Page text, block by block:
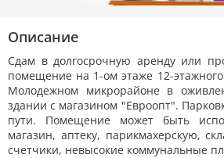
Описание
Сдам в долгосрочную аренду или
помещение на 1-ом этаже 12-
Молодежном микрорайоне в
здании с магазином "Евроопт".
пути. Помещение может быть
магазин, аптеку, парикмахерскую,
счетчики, невысокие коммунальные